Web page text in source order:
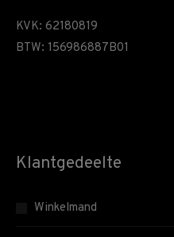
KVK: 62180819
BTW: 156986887B01
Klantgedeelte
Winkelmand